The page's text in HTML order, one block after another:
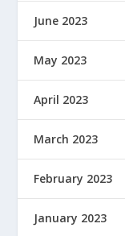
June 2023
May 2023
April 2023
March 2023
February 2023
January 2023